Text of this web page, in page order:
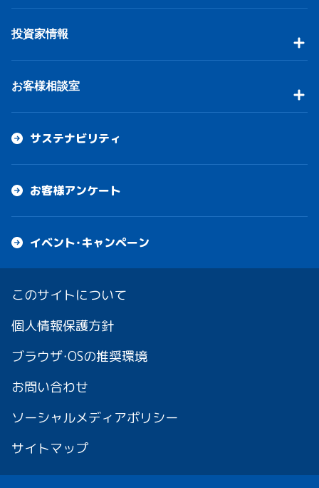
投資家情報
お客様相談室
サステナビリティ
お客様アンケート
イベント・キャンペーン
このサイトについて
個人情報保護方針
ブラウザ・OSの推奨環境
お問い合わせ
ソーシャルメディアポリシー
サイトマップ